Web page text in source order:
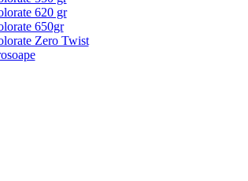
620 gr
650gr
Zero Twist